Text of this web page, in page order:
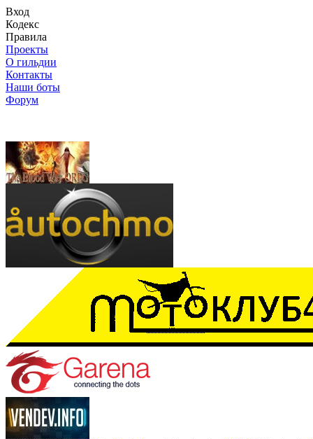
Вход
Кодекс
Правила
Проекты
О гильдии
Контакты
Наши боты
Форум